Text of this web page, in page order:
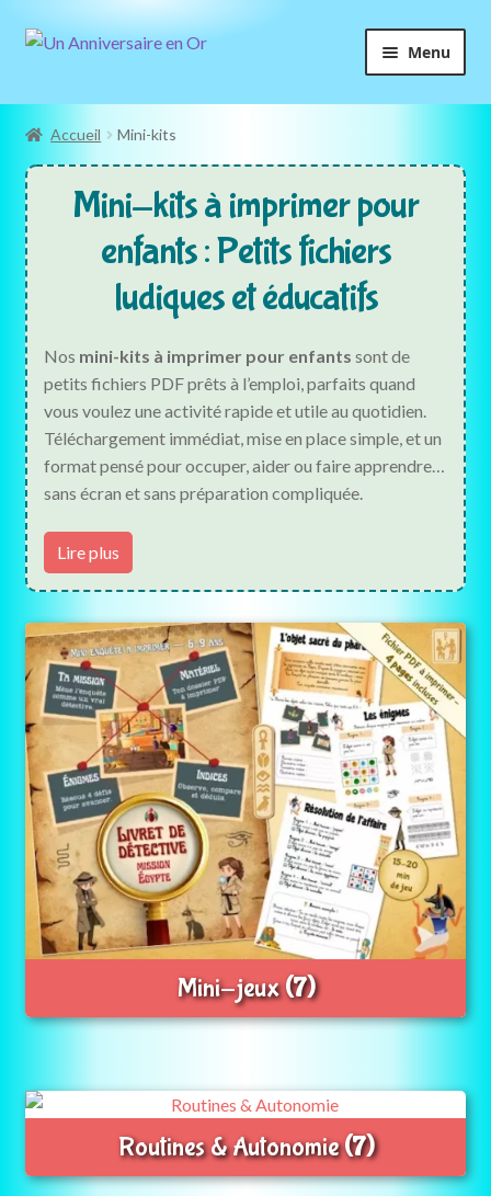
Aller
navigation
Aller
Menu
Accueil
Boutique
Chasses au trésor
Enquêtes
Escape games
Cahiers activités
Mini-kits
Jeux gratuits
Guides
Accueil Mini-kits
Mini-kits à imprimer pour
enfants : Petits fichiers
ludiques et éducatifs
Nos mini-kits à imprimer pour enfants sont de
petits fichiers PDF prêts à l’emploi, parfaits quand
vous voulez une activité rapide et utile au quotidien.
Téléchargement immédiat, mise en place simple, et un
format pensé pour occuper, aider ou faire apprendre…
sans écran et sans préparation compliquée.
Lire plus
Mini-jeux(7)
Routines & Autonomie(7)